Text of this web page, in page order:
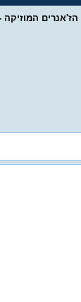
הז'אנרים המוזיקה